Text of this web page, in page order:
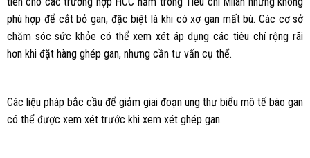
phù hợp để cắt bỏ gan, đặc biệt là khi có xơ gan mất bù. Các cơ sở
chăm sóc sức khỏe có thể xem xét áp dụng các tiêu chí rộng rãi
hơn khi đặt hàng ghép gan, nhưng cần tư vấn cụ thể.
Các liệu pháp bắc cầu để giảm giai đoạn ung thư biểu mô tế bào gan
có thể được xem xét trước khi xem xét ghép gan.